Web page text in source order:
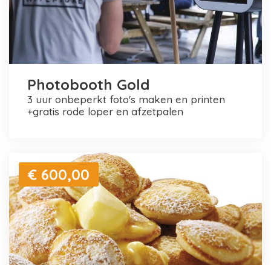
Photobooth Gold
3 uur onbeperkt foto's maken en printen
+gratis rode loper en afzetpalen
€ 600,00